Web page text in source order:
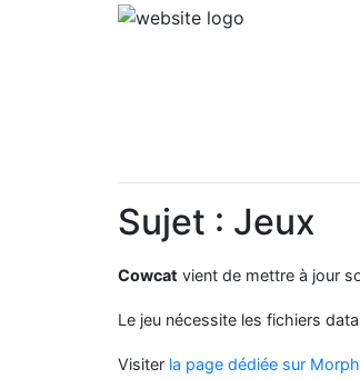
Sujet : Jeux
Cowcat vient de mettre à jour
Le jeu nécessite les fichiers
Visiter la page dédiée sur